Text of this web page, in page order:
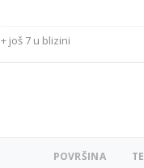
+ još 7 u blizini
POVRŠINA